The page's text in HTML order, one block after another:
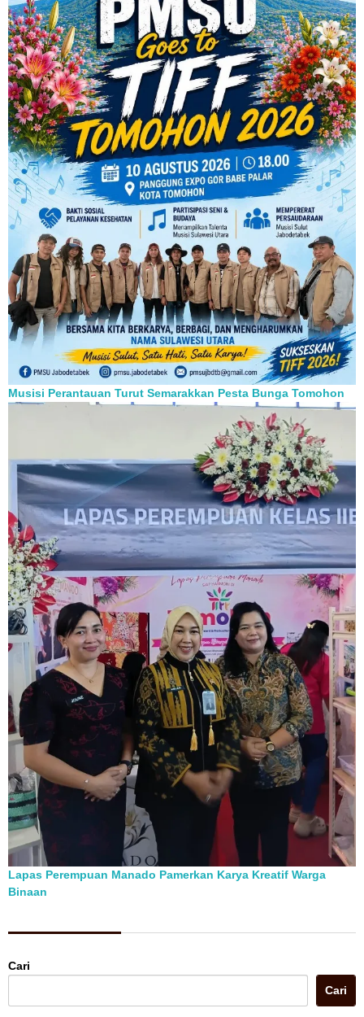
Musisi Perantauan Turut Semarakkan Pesta Bunga Tomohon
Lapas Perempuan Manado Pamerkan Karya Kreatif Warga
Binaan
Cari
Cari